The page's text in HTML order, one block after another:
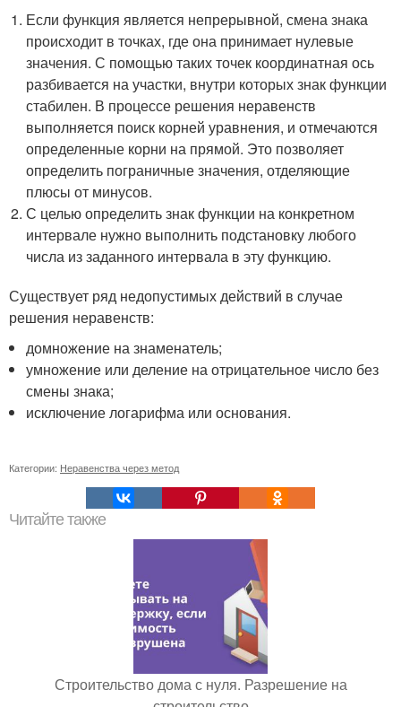
Если функция является непрерывной, смена знака
происходит в точках, где она принимает нулевые
значения. С помощью таких точек координатная ось
разбивается на участки, внутри которых знак функции
стабилен. В процессе решения неравенств
выполняется поиск корней уравнения, и отмечаются
определенные корни на прямой. Это позволяет
определить пограничные значения, отделяющие
плюсы от минусов.
С целью определить знак функции на конкретном
интервале нужно выполнить подстановку любого
числа из заданного интервала в эту функцию.
Существует ряд недопустимых действий в случае
решения неравенств:
домножение на знаменатель;
умножение или деление на отрицательное число без
смены знака;
исключение логарифма или основания.
Категории: Неравенства через метод
Читайте также
Строительство дома с нуля. Разрешение на